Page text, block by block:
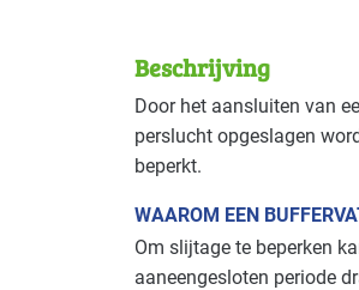
Deze maatregel is
Autobranche -
Bouw -
Brandweer
Beschrijving
Door het aansluiten van
perslucht opgeslagen
beperkt.
WAAROM EEN
Om slijtage te beperken
aaneengesloten periode